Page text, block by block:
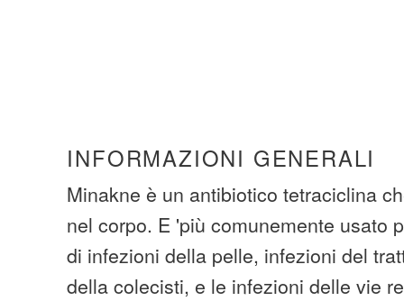
INFORMAZIONI GENERALI
Minakne è un antibiotico tetraciclina
nel corpo. E 'più comunemente usato
di infezioni della pelle, infezioni del
della colecisti, e le infezioni delle vie